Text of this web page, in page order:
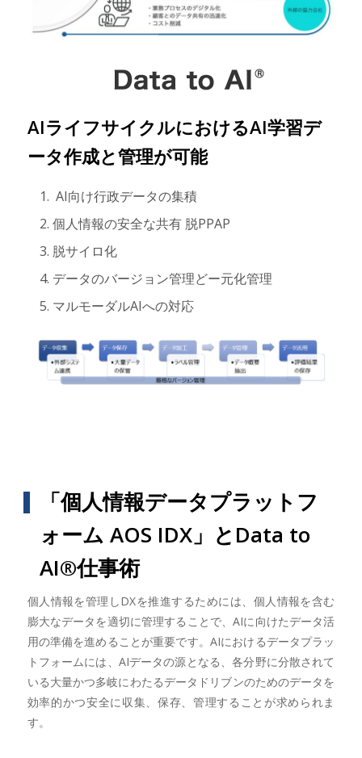
AIライフサイクルにおけるAI学習デ
ータ作成と管理が可能
AI向け行政データの集積
個人情報の安全な共有 脱PPAP
脱サイロ化
データのバージョン管理どー元化管理
マルモーダルAIへの対応
「個人情報データプラットフ
ォーム AOS IDX」とData to
AI®︎仕事術
個人情報を管理しDXを推進するためには、個人情報を含む
膨大なデータを適切に管理することで、AIに向けたデータ活
用の準備を進めることが重要です。AIにおけるデータプラッ
トフォームには、AIデータの源となる、各分野に分散されて
いる大量かつ多岐にわたるデータドリブンのためのデータを
効率的かつ安全に収集、保存、管理することが求められま
す。